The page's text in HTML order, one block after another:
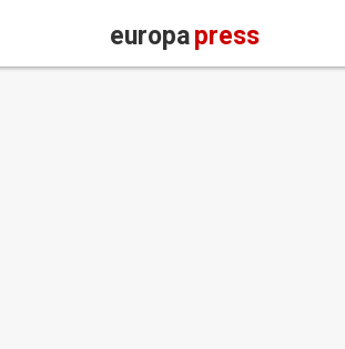
europapress